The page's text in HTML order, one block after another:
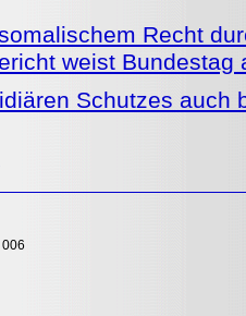
Recht
weist
Schutzes auch